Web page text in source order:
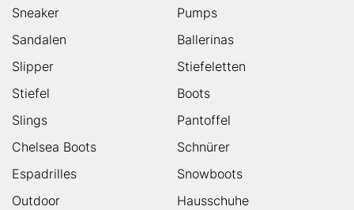
Sneaker
Pumps
Sandalen
Ballerinas
Slipper
Stiefeletten
Stiefel
Boots
Slings
Pantoffel
Chelsea Boots
Schnürer
Espadrilles
Snowboots
Outdoor
Hausschuhe